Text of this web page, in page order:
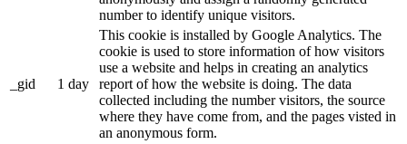
number to identify unique visitors.
_gid 1 day
This cookie is installed by Google Analytics. The
cookie is used to store information of how visitors
use a website and helps in creating an analytics
report of how the website is doing. The data
collected including the number visitors, the source
where they have come from, and the pages visted in
an anonymous form.